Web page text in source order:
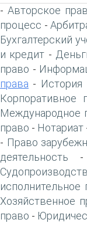
- Авторское
процесс -
Бухгалтерский
и кредит -
право -
права - История
Корпоративное
Международное
право - Нотариат
- Право
деятельность
исполнительное
Хозяйственное
право -